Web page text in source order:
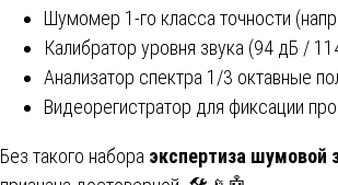
Шумомер 1-го класса точности
Калибратор уровня звука (94 дБ /
Анализатор спектра 1/3 октавные
Видеорегистратор для фиксации
Без такого набора экспертиза